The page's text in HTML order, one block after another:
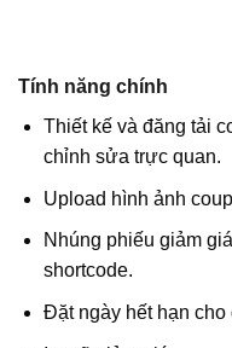
Tính năng chính
Thiết kế và đăng tải
chỉnh sửa trực quan.
Upload hình ảnh
Nhúng phiếu giảm
shortcode.
Đặt ngày hết hạn cho